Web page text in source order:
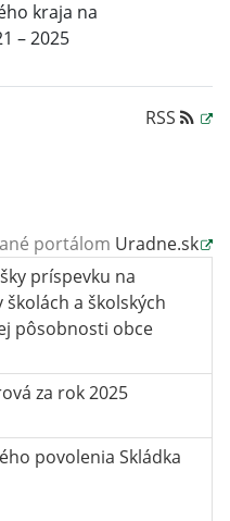
kraja na
– 2025
RSS
portálom Uradne.sk
príspevku na
a školských
pôsobnosti obce
za rok 2025
povolenia Skládka